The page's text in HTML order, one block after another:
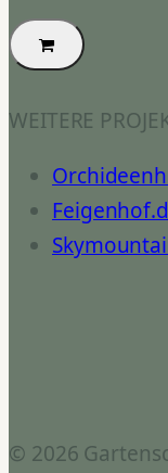
WEITERE
© 2026